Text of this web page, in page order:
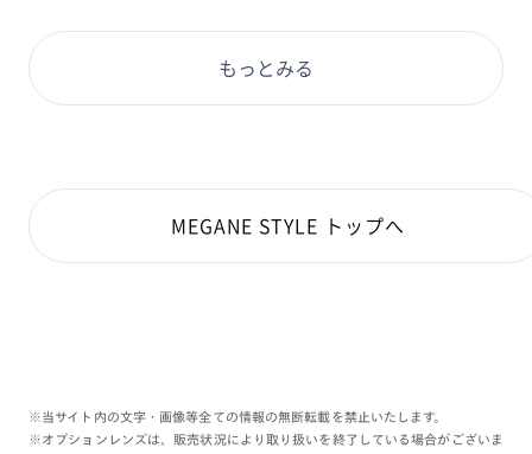
もっとみる
MEGANE STYLE トップへ
※当サイト内の文字・画像等全ての情報の無断転載を禁止いたします。
※オプションレンズは、販売状況により取り扱いを終了している場合がございま